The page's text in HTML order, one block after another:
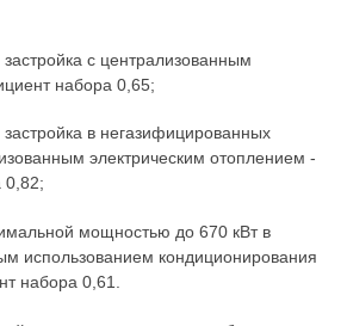
с централизованным
набора 0,65;
в негазифицированных
электрическим отоплением -
0,82;
мощностью до 670 кВт в
использованием кондиционирования
набора 0,61.